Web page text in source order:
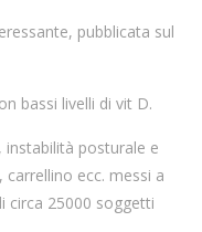
pubblicata sul
bassi livelli di vit D.
instabilità posturale e
ecc. messi a
circa 25000 soggetti